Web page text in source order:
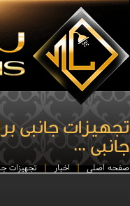
تجهیزات جانبی
جانبی ...
صفحه اصلی اخبار تجهیزات